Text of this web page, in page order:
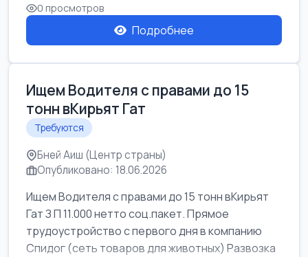
0 просмотров
Подробнее
Ищем Водителя с правами до 15
тонн вКирьят Гат
Требуются
Бней Аиш (Центр страны)
Опубликовано: 18.06.2026
Ищем Водителя с правами до 15 тонн вКирьят
Гат З П 11.000 нетто соц.пакет. Прямое
трудоустройство с первого дня в компанию
Спидог (сеть товаров для животных) Развозка